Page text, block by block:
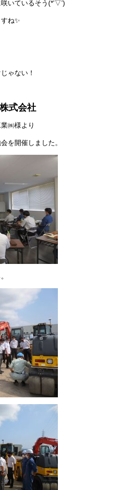
いているそう(*’▽’)
ね✨
ゃない！
式会社
㈱様より
を開催しました。